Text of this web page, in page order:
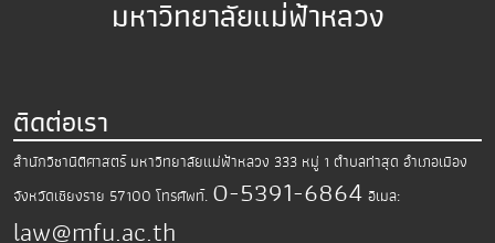
มหาวิทยาลัยแม่ฟ้าหลวง
ติดต่อเรา
สำนักวิชานิติศาสตร์ มหาวิทยาลัยแม่ฟ้าหลวง 333 หมู่ 1 ตำบลท่าสุด อำเภอเมือง
จังหวัดเชียงราย 57100 โทรศัพท์. 0-5391-6864 อีเมล:
law@mfu.ac.th